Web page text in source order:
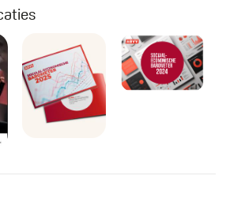
Werker #1 // 2026
Sociaal-economische
Sociaal-